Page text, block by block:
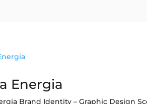
Energia
Brand Identity – Graphic Design